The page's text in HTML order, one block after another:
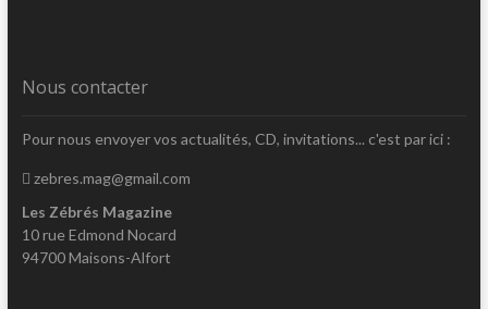
Nous contacter
Pour nous envoyer vos actualités, CD, invitations... c'est par ici :
zebres.mag@gmail.com
Les Zébrés Magazine
10 rue Edmond Nocard
94700 Maisons-Alfort